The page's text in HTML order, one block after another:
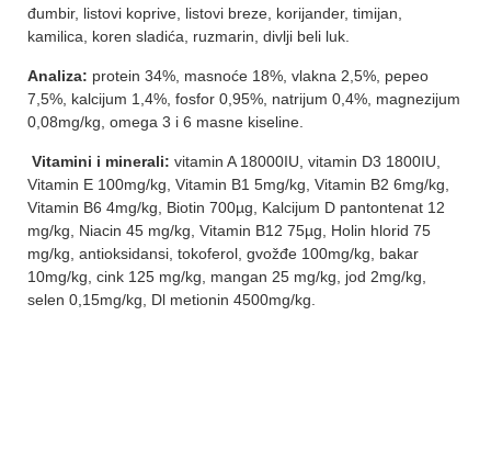
đumbir, listovi koprive, listovi breze, korijander, timijan,
kamilica, koren sladića, ruzmarin, divlji beli luk.
Analiza: protein 34%, masnoće 18%, vlakna 2,5%, pepeo
7,5%, kalcijum 1,4%, fosfor 0,95%, natrijum 0,4%, magnezijum
0,08mg/kg, omega 3 i 6 masne kiseline.
Vitamini i minerali: vitamin A 18000IU, vitamin D3 1800IU,
Vitamin E 100mg/kg, Vitamin B1 5mg/kg, Vitamin B2 6mg/kg,
Vitamin B6 4mg/kg, Biotin 700µg, Kalcijum D pantontenat 12
mg/kg, Niacin 45 mg/kg, Vitamin B12 75µg, Holin hlorid 75
mg/kg, antioksidansi, tokoferol, gvožđe 100mg/kg, bakar
10mg/kg, cink 125 mg/kg, mangan 25 mg/kg, jod 2mg/kg,
selen 0,15mg/kg, Dl metionin 4500mg/kg.